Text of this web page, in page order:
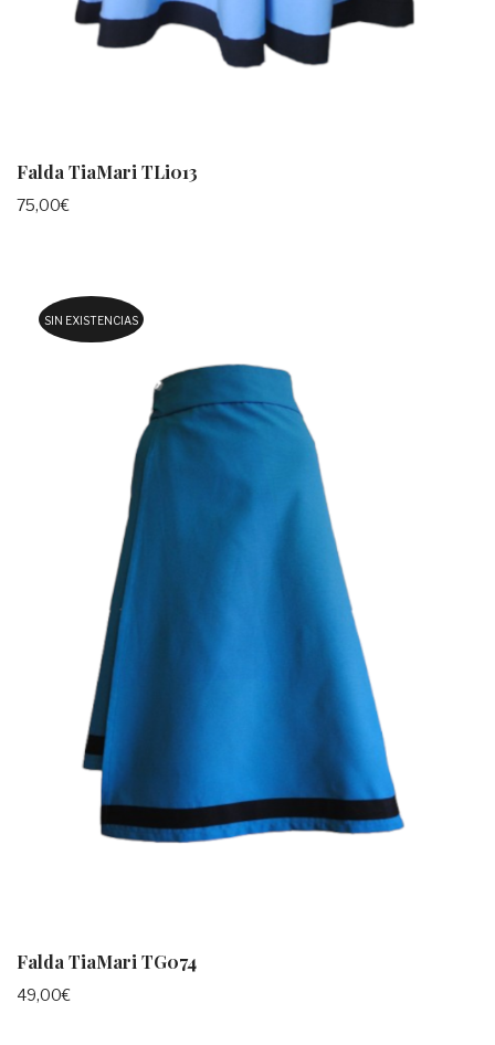
Falda TiaMari TLi013
75,00€
SIN EXISTENCIAS
Falda TiaMari TG074
49,00€